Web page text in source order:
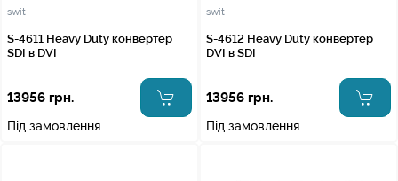
swit
S-4611 Heavy Duty конвертер
SDI в DVI
13956 грн.
Під замовлення
swit
S-4612 Heavy Duty конвертер
DVI в SDI
13956 грн.
Під замовлення